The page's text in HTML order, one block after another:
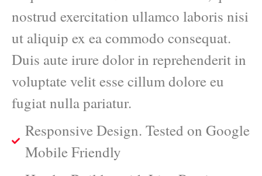
nostrud exercitation ullamco laboris nisi
ut aliquip ex ea commodo consequat.
Duis aute irure dolor in reprehenderit in
voluptate velit esse cillum dolore eu
fugiat nulla pariatur.
Responsive Design. Tested on Google
Mobile Friendly